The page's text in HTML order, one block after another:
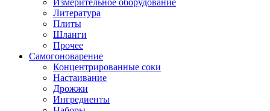
Измерительное оборудование
Литература
Плиты
Шланги
Прочее
Самогоноварение
Концентрированные соки
Настаивание
Дрожжи
Ингредиенты